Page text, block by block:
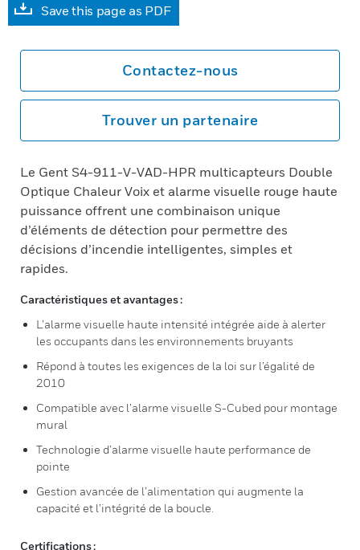
Save this page as PDF
Contactez-nous
Trouver un partenaire
Le Gent S4-911-V-VAD-HPR multicapteurs Double
Optique Chaleur Voix et alarme visuelle rouge haute
puissance offrent une combinaison unique
d’éléments de détection pour permettre des
décisions d’incendie intelligentes, simples et
rapides.
Caractéristiques et avantages :
L’alarme visuelle haute intensité intégrée aide à alerter
les occupants dans les environnements bruyants
Répond à toutes les exigences de la loi sur l’égalité de
2010
Compatible avec l’alarme visuelle S-Cubed pour montage
mural
Technologie d’alarme visuelle haute performance de
pointe
Gestion avancée de l’alimentation qui augmente la
capacité et l’intégrité de la boucle.
Certifications :